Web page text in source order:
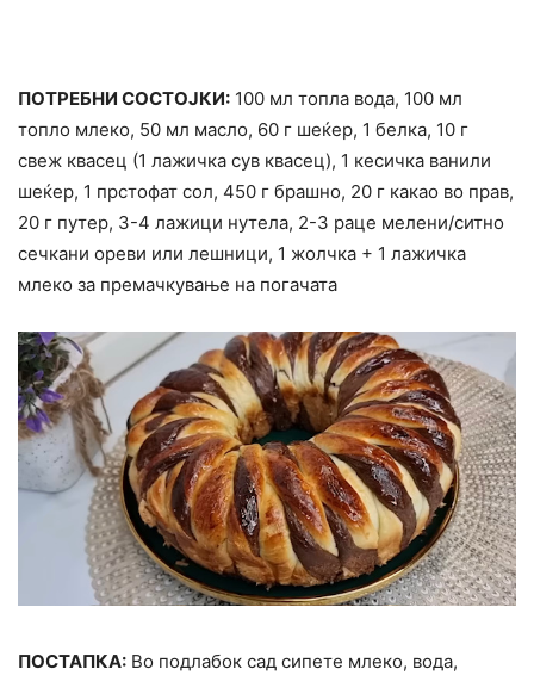
ПОТРЕБНИ СОСТОЈКИ: 100 мл топла вода, 100 мл
топло млеко, 50 мл масло, 60 г шеќер, 1 белка, 10 г
свеж квасец (1 лажичка сув квасец), 1 кесичка ванили
шеќер, 1 прстофат сол, 450 г брашно, 20 г какао во прав,
20 г путер, 3-4 лажици нутела, 2-3 раце мелени/ситно
сечкани ореви или лешници, 1 жолчка + 1 лажичка
млеко за премачкување на погачата
ПОСТАПКА: Во подлабок сад сипете млеко, вода,